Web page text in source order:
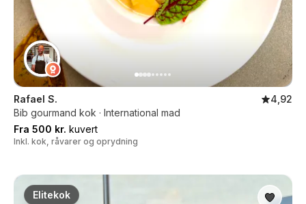
Rafael S.
4,92
Bib gourmand kok · International mad
Fra 500 kr. kuvert
Inkl. kok, råvarer og oprydning
Elitekok